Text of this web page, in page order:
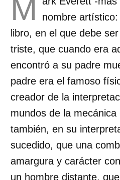
M
nombre
libro, en el que debe
triste, que cuando era
encontró a su padre
padre era el famoso
creador de la
mundos de la
también, en su
sucedido, que una
amargura y carácter
un hombre distante,